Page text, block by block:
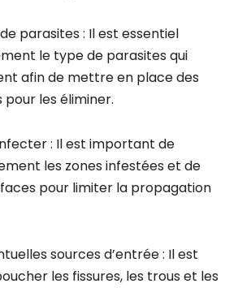
parasites : Il est essentiel
le type de parasites qui
afin de mettre en place des
les éliminer.
: Il est important de
les zones infestées et de
pour limiter la propagation
sources d’entrée : Il est
les fissures, les trous et les